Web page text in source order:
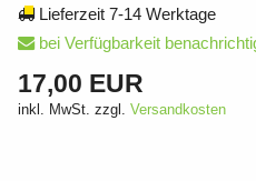
Lieferzeit 7-14 Werktage
bei Verfügbarkeit
17,00 EUR
inkl. MwSt. zzgl. Versandkosten